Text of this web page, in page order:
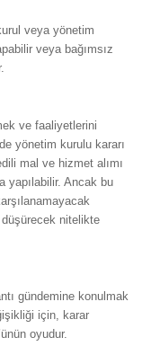
veya yönetim
veya bağımsız
ve faaliyetlerini
yönetim kurulu kararı
mal ve hizmet alımı
yapılabilir. Ancak bu
nitelikte
gündemine konulmak
için, karar
oyudur.